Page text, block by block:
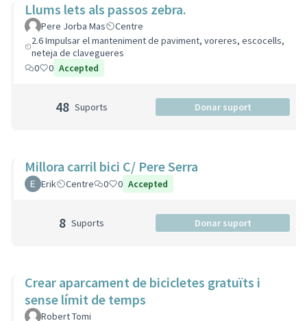
Llums lets als passos zebra.
Pere Jorba Mas
Centre
2.6 Impulsar el manteniment de paviment, voreres, escocells,
neteja de clavegueres
0
0 Accepted
48 Suports Donar suport
Millora carril bici C/ Pere Serra
Erik Centre 0 0 Accepted
8 Suports Donar suport
Crear aparcament de bicicletes gratuïts i
sense límit de temps
Robert Tomi